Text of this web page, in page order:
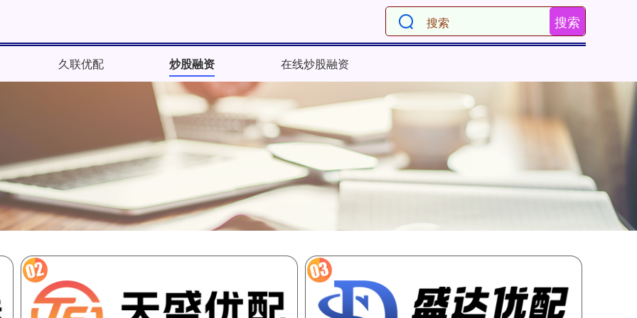
搜索
久联优配 炒股融资 在线炒股融资